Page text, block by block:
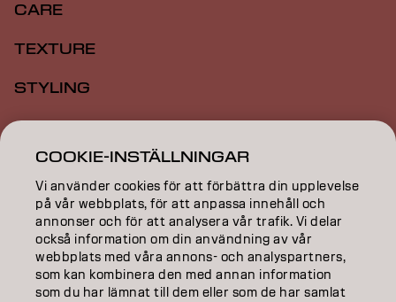
CARE
TEXTURE
STYLING
INSPIRATION
EDUCATION
ABOUT
SALON FINDER
BECOME A PARTNER
COOKIE-INSTÄLLNINGAR
Vi använder cookies för att förbättra din upplevelse
på vår webbplats, för att anpassa innehåll och
annonser och för att analysera vår trafik. Vi delar
också information om din användning av vår
webbplats med våra annons- och analyspartners,
som kan kombinera den med annan information
som du har lämnat till dem eller som de har samlat